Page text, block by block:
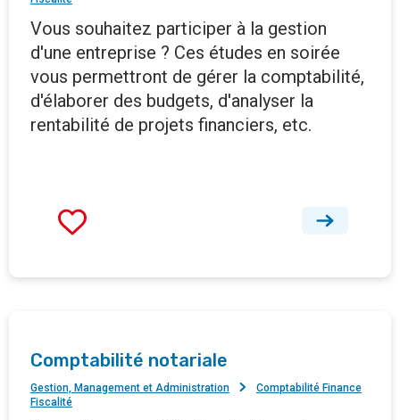
Vous souhaitez participer à la gestion
d'une entreprise ? Ces études en soirée
vous permettront de gérer la comptabilité,
d'élaborer des budgets, d'analyser la
rentabilité de projets financiers, etc.
Comptabilité notariale
Gestion, Management et Administration
Comptabilité Finance
Fiscalité